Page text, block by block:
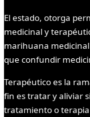
El estado, otorga
medicinal y
marihuana
que confundir
Terapéutico es la
fin es tratar y aliviar
tratamiento o